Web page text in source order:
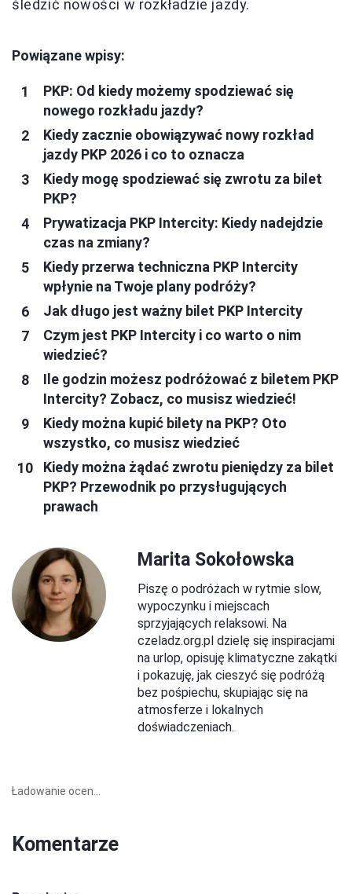
śledzić nowości w rozkładzie jazdy.
Powiązane wpisy:
PKP: Od kiedy możemy spodziewać się
nowego rozkładu jazdy?
Kiedy zacznie obowiązywać nowy rozkład
jazdy PKP 2026 i co to oznacza
Kiedy mogę spodziewać się zwrotu za bilet
PKP?
Prywatizacja PKP Intercity: Kiedy nadejdzie
czas na zmiany?
Kiedy przerwa techniczna PKP Intercity
wpłynie na Twoje plany podróży?
Jak długo jest ważny bilet PKP Intercity
Czym jest PKP Intercity i co warto o nim
wiedzieć?
Ile godzin możesz podróżować z biletem PKP
Intercity? Zobacz, co musisz wiedzieć!
Kiedy można kupić bilety na PKP? Oto
wszystko, co musisz wiedzieć
Kiedy można żądać zwrotu pieniędzy za bilet
PKP? Przewodnik po przysługujących
prawach
Marita Sokołowska
Piszę o podróżach w rytmie slow,
wypoczynku i miejscach
sprzyjających relaksowi. Na
czeladz.org.pl dzielę się inspiracjami
na urlop, opisuję klimatyczne zakątki
i pokazuję, jak cieszyć się podróżą
bez pośpiechu, skupiając się na
atmosferze i lokalnych
doświadczeniach.
Ładowanie ocen...
Komentarze